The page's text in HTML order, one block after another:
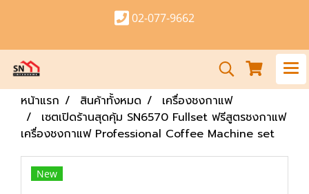
02-077-9662
หน้าแรก สินค้าทั้งหมด
เครื่องชงกาแฟ
เซตเปิดร้านสุดคุ้ม SN6570 Fullset ฟรีสูตรชงกาแฟ
เครื่องชงกาแฟ Professional Coffee Machine set
New